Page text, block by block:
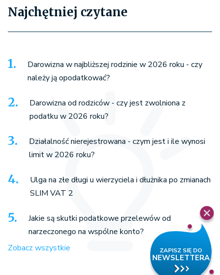
Najchętniej czytane
Darowizna w najbliższej rodzinie w 2026 roku - czy
należy ją opodatkować?
Darowizna od rodziców - czy jest zwolniona z
podatku w 2026 roku?
Działalność nierejestrowana - czym jest i ile wynosi
limit w 2026 roku?
Ulga na złe długi u wierzyciela i dłużnika po zmianach
SLIM VAT 2
Jakie są skutki podatkowe przelewów od
narzeczonego na wspólne konto?
Zobacz wszystkie